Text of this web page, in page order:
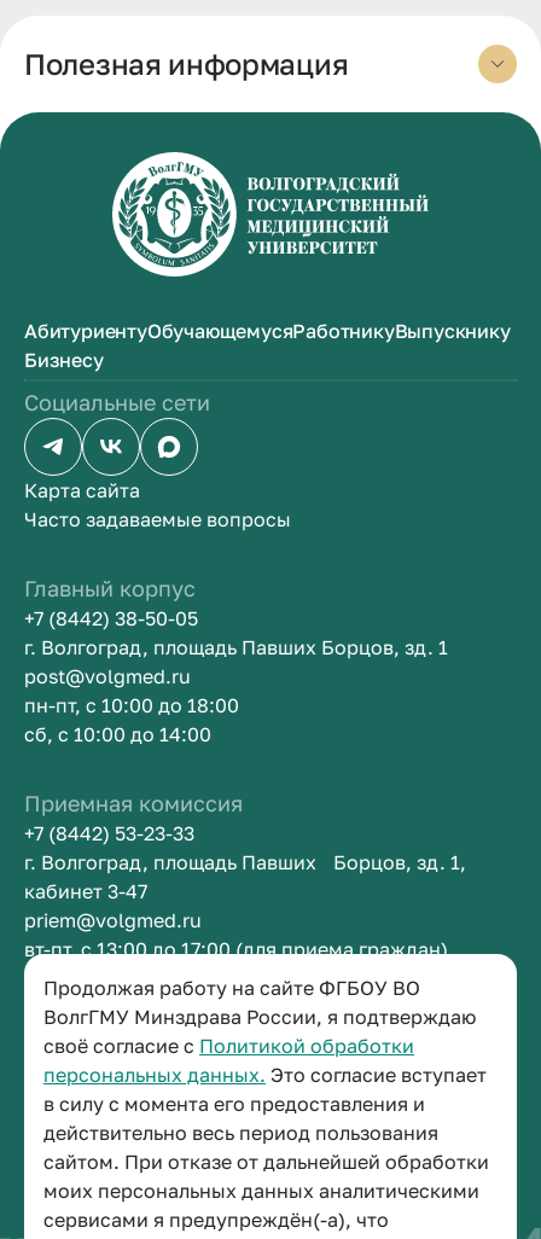
Продолжая работу на сайте ФГБОУ ВО
ВолгГМУ Минздрава России, я подтверждаю
своё согласие с Политикой обработки
персональных данных. Это согласие вступает
в силу с момента его предоставления и
действительно весь период пользования
сайтом. При отказе от дальнейшей обработки
моих персональных данных аналитическими
сервисами я предупреждён(-а), что
Полезная информация
АбитуриентуОбучающемусяРаботникуВыпускнику
Бизнесу
Социальные сети
Карта сайта
Часто задаваемые вопросы
Главный корпус
+7 (8442) 38-50-05
г. Волгоград, площадь Павших Борцов, зд. 1
post@volgmed.ru
пн-пт, с 10:00 до 18:00
сб, с 10:00 до 14:00
Приемная комиссия
+7 (8442) 53-23-33
г. Волгоград, площадь Павших Борцов, зд. 1,
кабинет 3-47
priem@volgmed.ru
вт-пт, с 13:00 до 17:00 (для приема граждан)
Приемная ректора
+7 (8442) 38-50-05
г. Волгоград, площадь Павших Борцов, зд. 1,
кабинет 3-11
post@volgmed.ru
пн-пт, с 08.30 до 17.00 (перерыв с 12.30 до 13.00)